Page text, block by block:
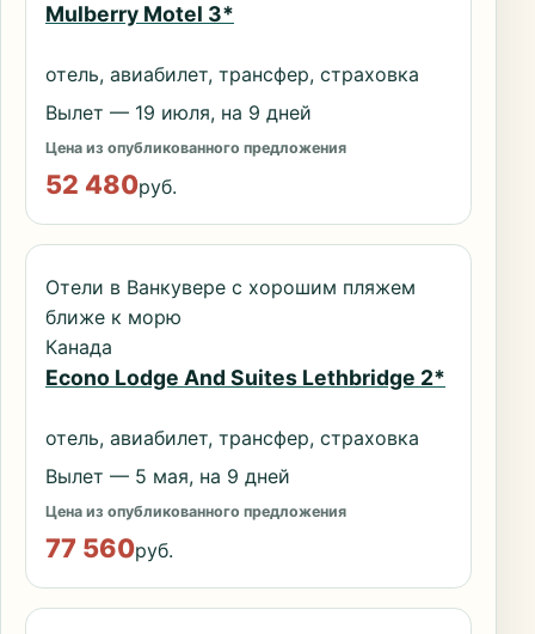
Mulberry Motel 3*
отель, авиабилет, трансфер, страховка
Вылет — 19 июля, на 9 дней
Цена из опубликованного предложения
52 480руб.
Отели в Ванкувере с хорошим пляжем
ближе к морю
Канада
Econo Lodge And Suites Lethbridge 2*
отель, авиабилет, трансфер, страховка
Вылет — 5 мая, на 9 дней
Цена из опубликованного предложения
77 560руб.